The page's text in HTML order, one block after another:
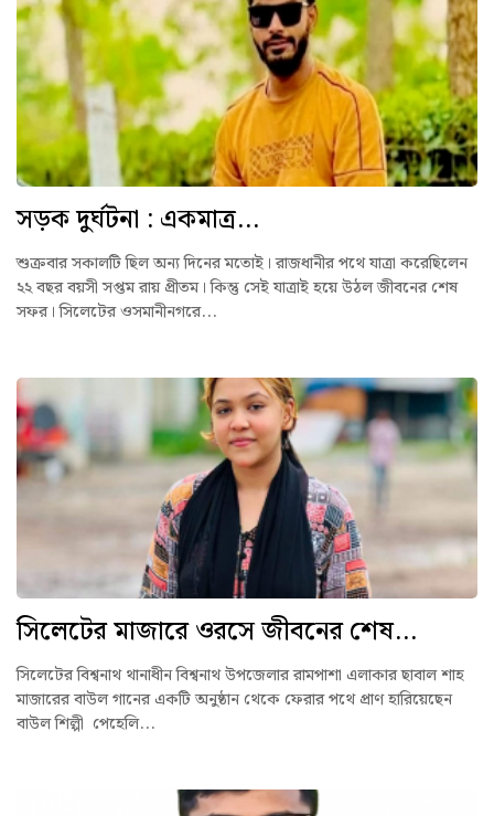
সড়ক দুর্ঘটনা : একমাত্র...
শুক্রবার সকালটি ছিল অন্য দিনের মতোই। রাজধানীর পথে যাত্রা করেছিলেন
২২ বছর বয়সী সপ্তম রায় প্রীতম। কিন্তু সেই যাত্রাই হয়ে উঠল জীবনের শেষ
সফর। সিলেটের ওসমানীনগরে...
সিলেটের মাজারে ওরসে জীবনের শেষ...
সিলেটের বিশ্বনাথ থানাধীন বিশ্বনাথ উপজেলার রামপাশা এলাকার ছাবাল শাহ
মাজারের বাউল গানের একটি অনুষ্ঠান থেকে ফেরার পথে প্রাণ হারিয়েছেন
বাউল শিল্পী পেহেলি...